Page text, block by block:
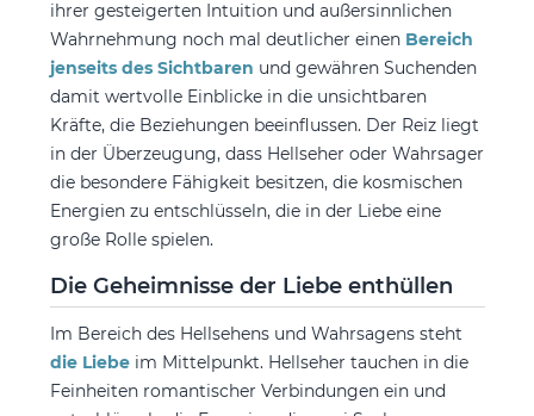
ihrer gesteigerten Intuition und außersinnlichen
Wahrnehmung noch mal deutlicher einen Bereich
jenseits des Sichtbaren und gewähren Suchenden
damit wertvolle Einblicke in die unsichtbaren
Kräfte, die Beziehungen beeinflussen. Der Reiz liegt
in der Überzeugung, dass Hellseher oder Wahrsager
die besondere Fähigkeit besitzen, die kosmischen
Energien zu entschlüsseln, die in der Liebe eine
große Rolle spielen.
Die Geheimnisse der Liebe enthüllen
Im Bereich des Hellsehens und Wahrsagens steht
die Liebeim Mittelpunkt. Hellseher tauchen in die
Feinheiten romantischer Verbindungen ein und